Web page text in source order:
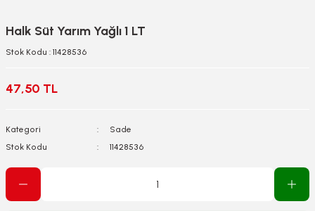
Halk Süt Yarım Yağlı 1 LT
Stok Kodu : 11428536
47,50 TL
Kategori
Sade
Stok Kodu
11428536